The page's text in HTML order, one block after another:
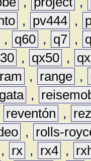
, pv444 ,
, q60 , q7 ,
, qx50 ,
ram , range ,
,
reventón ,
,
rolls-
, rx , rx4 ,